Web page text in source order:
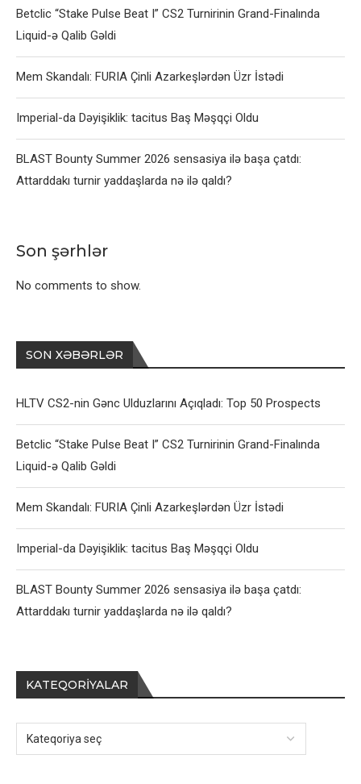
Betclic “Stake Pulse Beat I” CS2 Turnirinin Grand-Finalında
Liquid-ə Qalib Gəldi
Mem Skandalı: FURIA Çinli Azarkeşlərdən Üzr İstədi
Imperial-da Dəyişiklik: tacitus Baş Məşqçi Oldu
BLAST Bounty Summer 2026 sensasiya ilə başa çatdı:
Attarddakı turnir yaddaşlarda nə ilə qaldı?
Son şərhlər
No comments to show.
SON XƏBƏRLƏR
HLTV CS2-nin Gənc Ulduzlarını Açıqladı: Top 50 Prospects
Betclic “Stake Pulse Beat I” CS2 Turnirinin Grand-Finalında
Liquid-ə Qalib Gəldi
Mem Skandalı: FURIA Çinli Azarkeşlərdən Üzr İstədi
Imperial-da Dəyişiklik: tacitus Baş Məşqçi Oldu
BLAST Bounty Summer 2026 sensasiya ilə başa çatdı:
Attarddakı turnir yaddaşlarda nə ilə qaldı?
KATEQORIYALAR